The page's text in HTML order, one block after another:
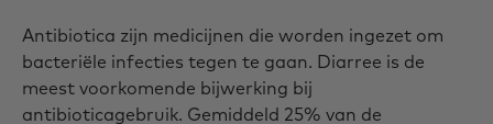
Antibiotica zijn medicijnen die worden ingezet om
bacteriële infecties tegen te gaan. Diarree is de
meest voorkomende bijwerking bij
antibioticagebruik. Gemiddeld 25% van de